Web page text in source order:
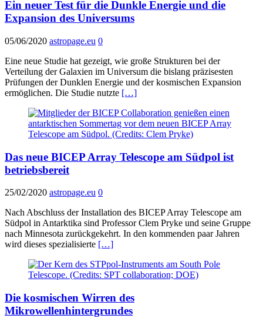
Ein neuer Test für die Dunkle Energie und die
Expansion des Universums
05/06/2020 astropage.eu 0
Eine neue Studie hat gezeigt, wie große Strukturen bei der
Verteilung der Galaxien im Universum die bislang präzisesten
Prüfungen der Dunklen Energie und der kosmischen Expansion
ermöglichen. Die Studie nutzte […]
Das neue BICEP Array Telescope am Südpol ist
betriebsbereit
25/02/2020 astropage.eu 0
Nach Abschluss der Installation des BICEP Array Telescope am
Südpol in Antarktika sind Professor Clem Pryke und seine Gruppe
nach Minnesota zurückgekehrt. In den kommenden paar Jahren
wird dieses spezialisierte […]
Die kosmischen Wirren des
Mikrowellenhintergrundes